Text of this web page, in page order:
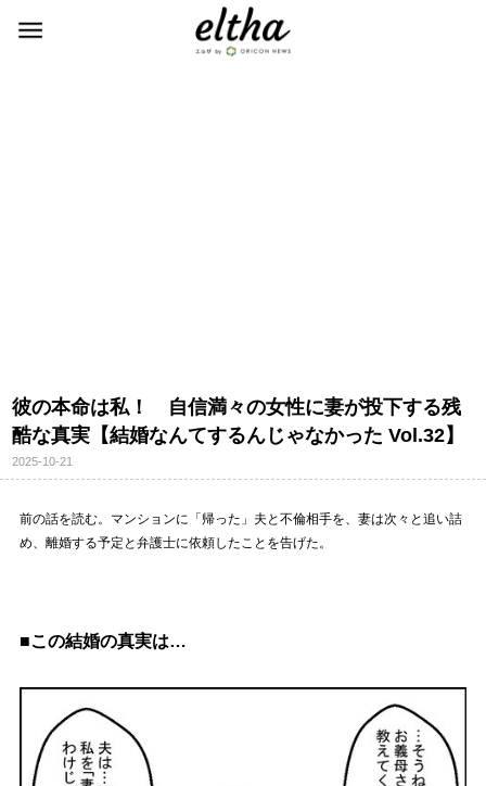
彼の本命は私！ 自信満々の女性に妻が投下する残
酷な真実【結婚なんてするんじゃなかった Vol.32】
2025-10-21
前の話を読む。マンションに「帰った」夫と不倫相手を、妻は次々と追い詰
め、離婚する予定と弁護士に依頼したことを告げた。
■この結婚の真実は…